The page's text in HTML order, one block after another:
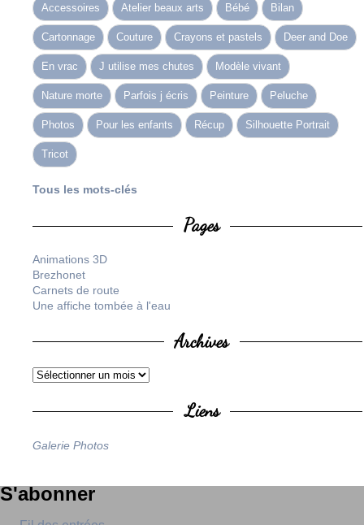
Accessoires Atelier beaux arts Bébé Bilan
Cartonnage Couture Crayons et pastels Deer and Doe
En vrac J utilise mes chutes Modèle vivant
Nature morte Parfois j écris Peinture Peluche
Photos Pour les enfants Récup Silhouette Portrait
Tricot
Tous les mots-clés
Pages
Animations 3D
Brezhonet
Carnets de route
Une affiche tombée à l'eau
Archives
Liens
Galerie Photos
S'abonner